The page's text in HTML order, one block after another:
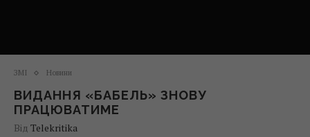
ЗМІ Новини
ВИДАННЯ «БАБЕЛЬ» ЗНОВУ
ПРАЦЮВАТИМЕ
Від Telekritika